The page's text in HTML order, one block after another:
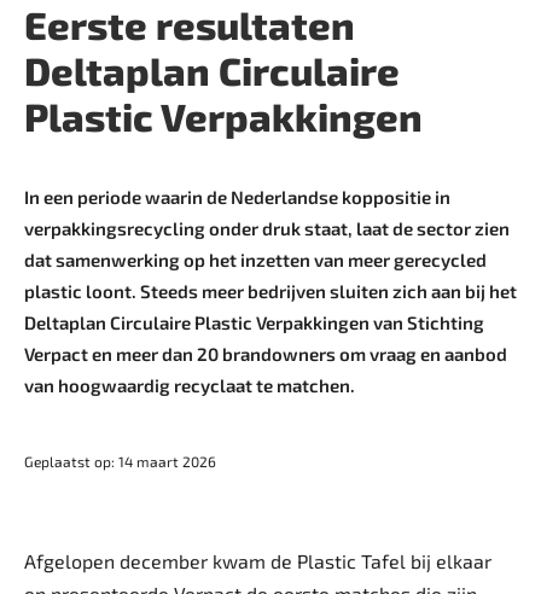
Eerste resultaten
Deltaplan ­Circulaire
Plastic Verpakkingen
In een periode waarin de Nederlandse koppositie in
verpakkingsrecycling onder druk staat, laat de sector zien
dat samenwerking op het inzetten van meer gerecycled
plastic loont. Steeds meer bedrijven sluiten zich aan bij het
Deltaplan Circulaire Plastic Verpakkingen van Stichting
Verpact en meer dan 20 brandowners om vraag en aanbod
van hoogwaardig recyclaat te matchen.
Geplaatst op: 14 maart 2026
Afgelopen december kwam de Plastic Tafel bij elkaar